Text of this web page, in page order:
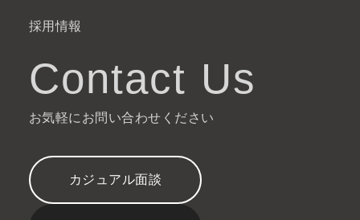
採用情報
Contact Us
お気軽にお問い合わせください
カジュアル面談